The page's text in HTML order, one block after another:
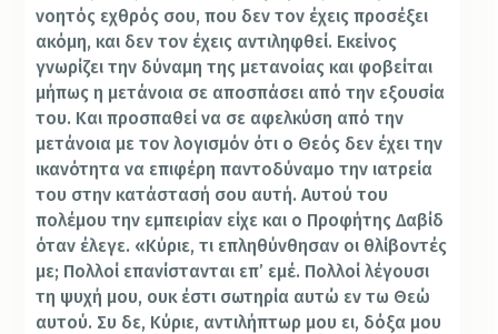
νοητός εχθρός σου, που δεν τον έχεις προσέξει
ακόμη, και δεν τον έχεις αντιληφθεί. Εκείνος
γνωρίζει την δύναμη της μετανοίας και φοβείται
μήπως η μετάνοια σε αποσπάσει από την εξουσία
του. Και προσπαθεί να σε αφελκύση από την
μετάνοια με τον λογισμόν ότι ο Θεός δεν έχει την
ικανότητα να επιφέρη παντοδύναμο την ιατρεία
του στην κατάστασή σου αυτή. Αυτού του
πολέμου την εμπειρίαν είχε και ο Προφήτης Δαβίδ
όταν έλεγε. «Κύριε, τι επληθύνθησαν οι θλίβοντές
με; Πολλοί επανίστανται επ’ εμέ. Πολλοί λέγουσι
τη ψυχή μου, ουκ έστι σωτηρία αυτώ εν τω Θεώ
αυτού. Συ δε, Κύριε, αντιλήπτωρ μου ει, δόξα μου